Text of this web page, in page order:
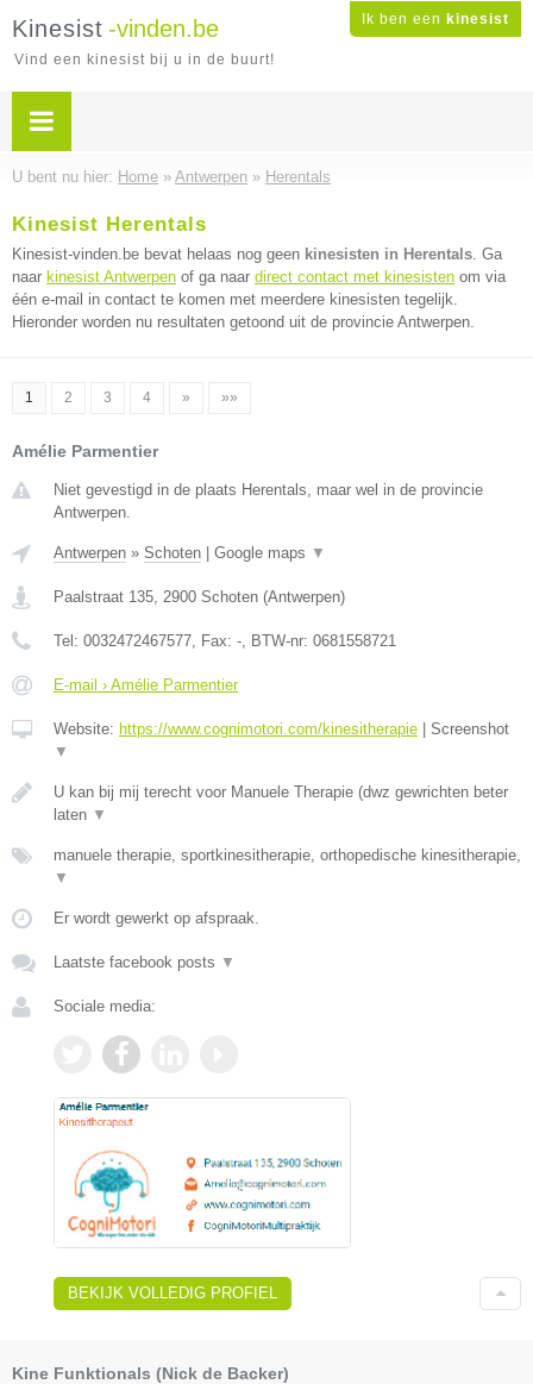
Ik ben een kinesist
Kinesist -vinden.be
Vind een kinesist bij u in de buurt!
U bent nu hier: Home » Antwerpen » Herentals
Kinesist Herentals
Kinesist-vinden.be bevat helaas nog geen kinesisten in Herentals. Ga
naar kinesist Antwerpen of ga naar direct contact met kinesisten om via
één e-mail in contact te komen met meerdere kinesisten tegelijk.
Hieronder worden nu resultaten getoond uit de provincie Antwerpen.
1 2 3 4 » »»
Amélie Parmentier
Niet gevestigd in de plaats Herentals, maar wel in de provincie
Antwerpen.
Antwerpen » Schoten Google maps ▼
Paalstraat 135, 2900 Schoten (Antwerpen)
Tel: 0032472467577, Fax: -, BTW-nr: 0681558721
E-mail › Amélie Parmentier
Website: https://www.cognimotori.com/kinesitherapie
Screenshot
▼
U kan bij mij terecht voor Manuele Therapie (dwz gewrichten beter
laten ▼
manuele therapie, sportkinesitherapie, orthopedische kinesitherapie,
▼
Er wordt gewerkt op afspraak.
Laatste facebook posts ▼
Sociale media:
BEKIJK VOLLEDIG PROFIEL
Kine Funktionals (Nick de Backer)